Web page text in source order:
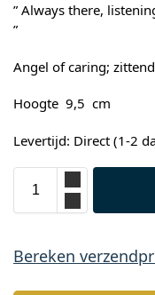
” Always there,
”
Angel of caring;
Hoogte 9,5 cm
Levertijd: Direct (1-2
Bereken